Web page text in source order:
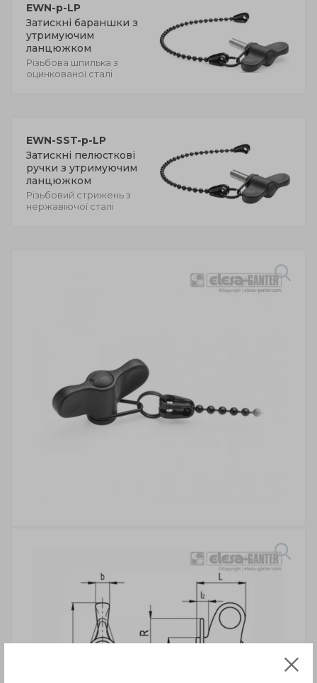
EWN-p-LP
Затискні бараншки з
утримуючим
ланцюжком
Різьбова шпилька з
оцинкованої сталі
EWN-SST-p-LP
Затискні пелюсткові
ручки з утримуючим
ланцюжком
Різьбовий стрижень з
нержавіючої сталі